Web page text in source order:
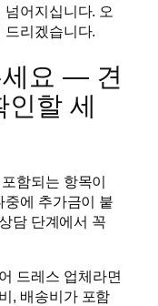
어지십니다. 오
리겠습니다.
세요 — 견
할 세
함되는 항목이
중에 추가금이 붙
담 단계에서 꼭
드레스 업체라면
, 배송비가 포함